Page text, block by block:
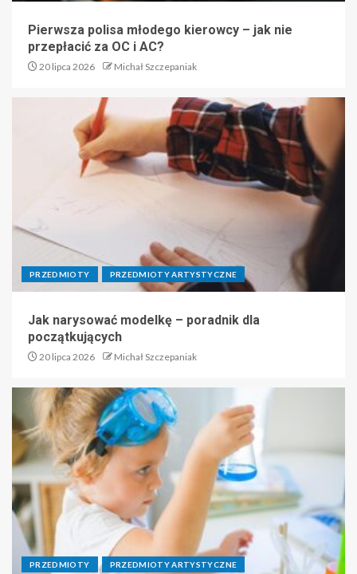
Pierwsza polisa młodego kierowcy – jak nie
przepłacić za OC i AC?
20 lipca 2026 Michał Szczepaniak
PRZEDMIOTY PRZEDMIOTY ARTYSTYCZNE
Jak narysować modelkę – poradnik dla
początkujących
20 lipca 2026 Michał Szczepaniak
PRZEDMIOTY PRZEDMIOTY ARTYSTYCZNE